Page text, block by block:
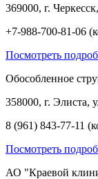
369000, г.
+7-988-700-81-06
Посмотреть
Обособленное
358000, г. Элиста,
8 (961) 843-77-11
Посмотреть
АО "Краевой